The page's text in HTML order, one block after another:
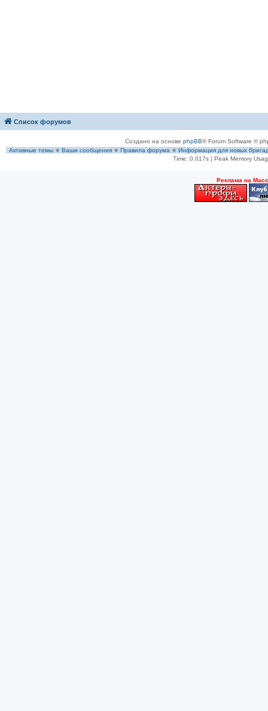
Список форумов
Создано на основе phpBB® Forum Software ©
Активные темы ✭ Ваши сообщения ✭ Правила форума ✭ Информация для новых
Time: 0.017s| Peak Memory
Рeклама на